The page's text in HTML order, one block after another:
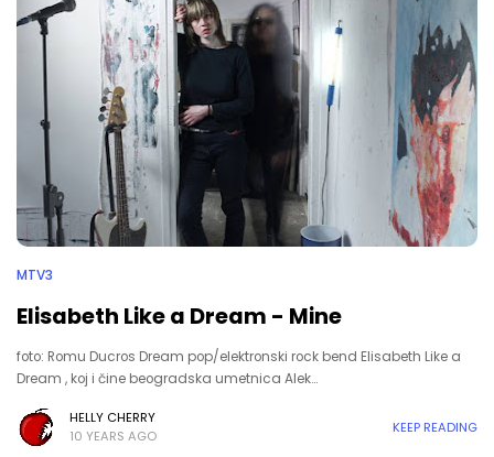
MTV3
Elisabeth Like a Dream - Mine
foto: Romu Ducros Dream pop/elektronski rock bend Elisabeth Like a
Dream , koj i čine beogradska umetnica Alek…
HELLY CHERRY
10 YEARS AGO
KEEP READING